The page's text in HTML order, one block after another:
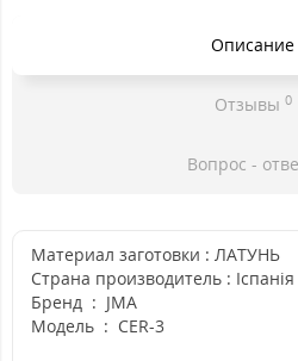
Описание
Отзывы 0
Вопрос -
Материал заготовки : ЛАТУНЬ
Страна производитель : Іспанія
Бренд : JMA
Модель : CER-3